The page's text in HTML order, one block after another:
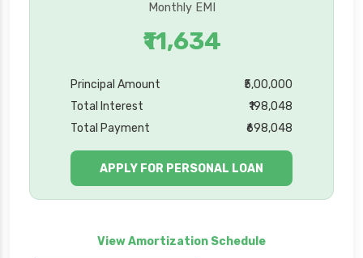
Monthly EMI
₹11,634
Principal Amount
₹5,00,000
Total Interest
₹198,048
Total Payment
₹698,048
APPLY FOR PERSONAL LOAN